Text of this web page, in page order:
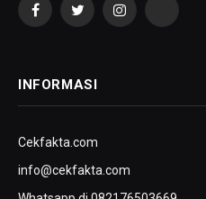
FacebookTwitterInstagramYouTube
INFORMASI
Cekfakta.com
info@cekfakta.com